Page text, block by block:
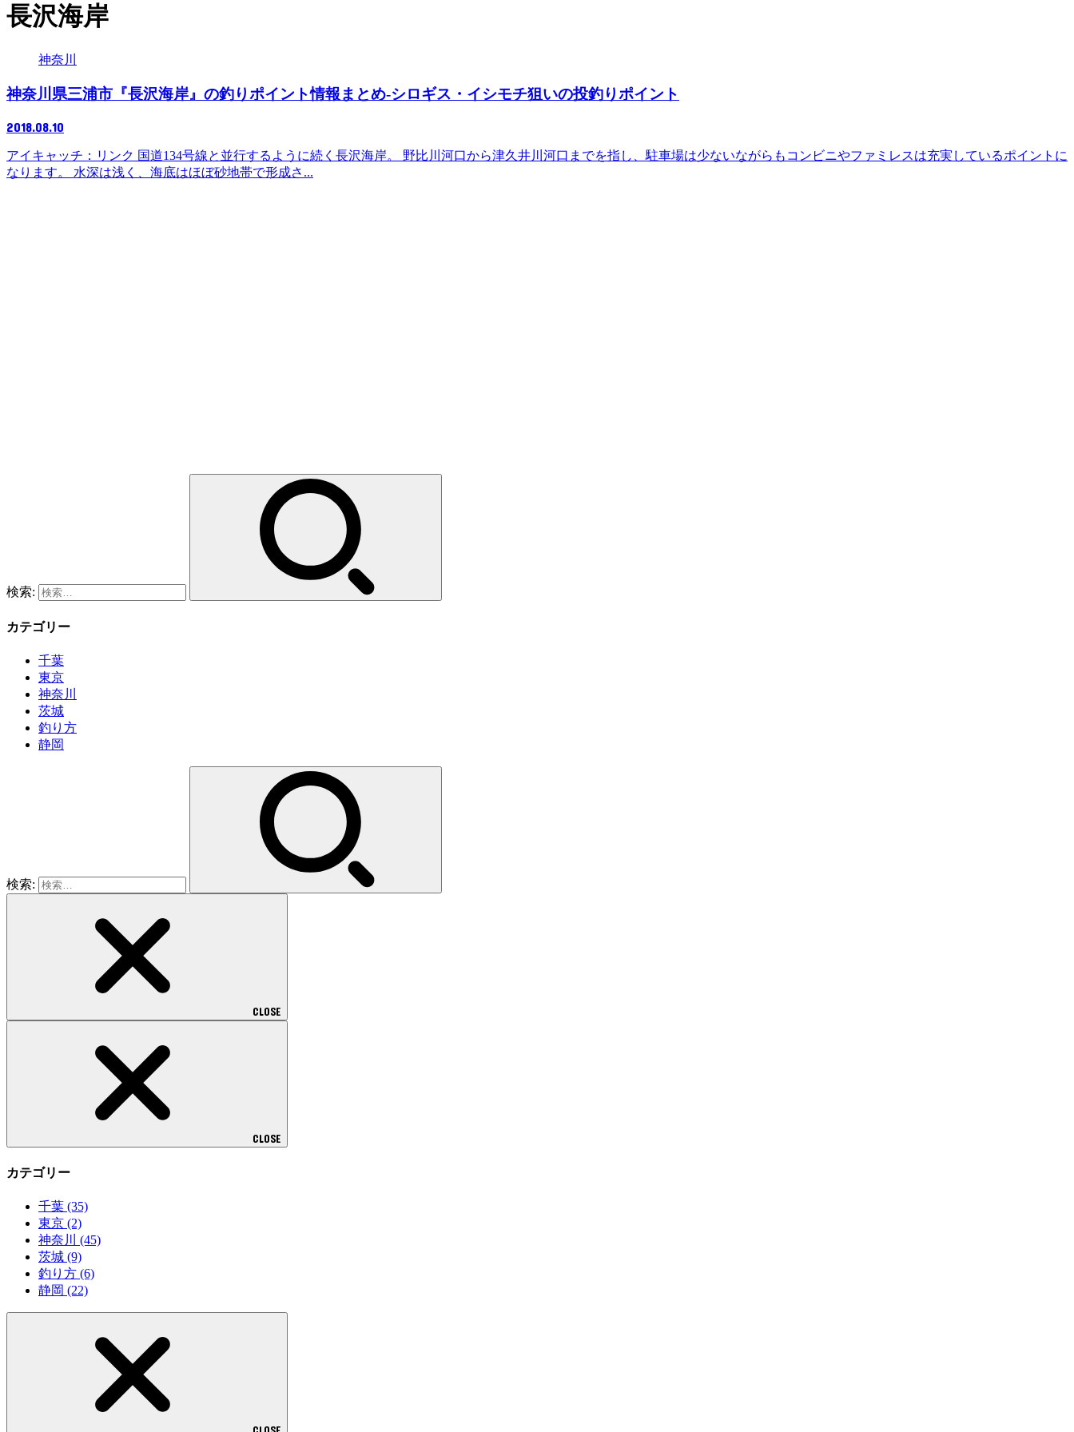
長沢海岸
神奈川
神奈川県三浦市『長沢海岸』の釣りポイント情報まとめ-シロギス・イシモチ狙いの投釣りポイント
2018.08.10
アイキャッチ：リンク 国道134号線と並行するように続く長沢海岸。 野比川河口から津久井川河口までを指し、駐車場は少ないながらもコンビニやファミレスは充実しているポイントに
なります。 水深は浅く、海底はほぼ砂地帯で形成さ...
検索:
カテゴリー
千葉
東京
神奈川
茨城
釣り方
静岡
検索:
CLOSE
CLOSE
カテゴリー
千葉 (35)
東京 (2)
神奈川 (45)
茨城 (9)
釣り方 (6)
静岡 (22)